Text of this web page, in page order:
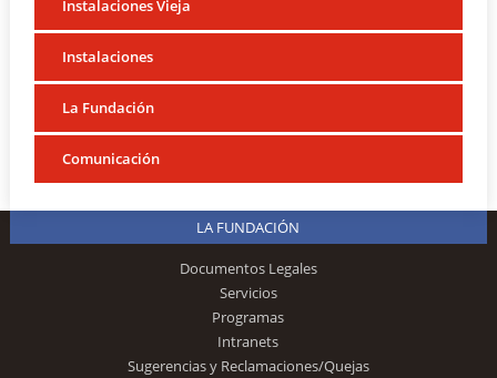
Instalaciones Vieja
Instalaciones
La Fundación
Comunicación
LA FUNDACIÓN
Documentos Legales
Servicios
Programas
Intranets
Sugerencias y Reclamaciones/Quejas